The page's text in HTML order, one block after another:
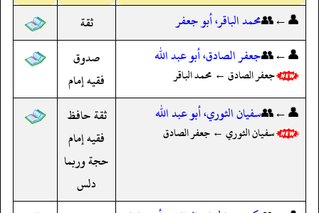
👤←👥محمد الباقر، أبو جعفر
ثقة
👤←👥جعفر الصادق، أبو عبد الله
جعفر الصادق ← محمد الباقر
صدوق
فقيه إمام
👤←👥سفيان الثوري، أبو عبد الله
سفيان الثوري ← جعفر الصادق
ثقة حافظ
فقيه إمام
حجة وربما
دلس